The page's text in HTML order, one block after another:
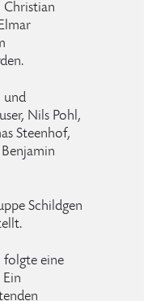
Christian
und
Nils Pohl,
Steenhof,
Schildgen
folgte eine
Ein